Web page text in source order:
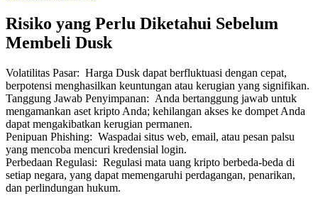
Risiko yang Perlu Diketahui Sebelum
Membeli Dusk
Volatilitas Pasar: Harga Dusk dapat berfluktuasi dengan cepat,
berpotensi menghasilkan keuntungan atau kerugian yang signifikan.
Tanggung Jawab Penyimpanan: Anda bertanggung jawab untuk
mengamankan aset kripto Anda; kehilangan akses ke dompet Anda
dapat mengakibatkan kerugian permanen.
Penipuan Phishing: Waspadai situs web, email, atau pesan palsu
yang mencoba mencuri kredensial login.
Perbedaan Regulasi: Regulasi mata uang kripto berbeda-beda di
setiap negara, yang dapat memengaruhi perdagangan, penarikan,
dan perlindungan hukum.